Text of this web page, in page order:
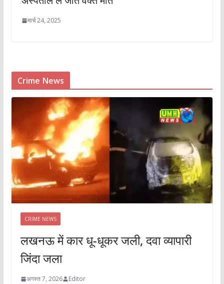
मार्च 24, 2025
Crime News
CRIME NEWS
लखनऊ में कार धू-धूकर जली, दवा व्यापारी
जिंदा जला
अगस्त 7, 2026 Editor